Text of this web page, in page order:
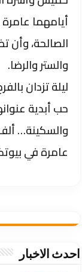
أيامهما
الصالحة، وأن
والستر والرضا.
ليلة تزدان
حب أبدية
والسكينة…
عامرة في
احدث الاخبار